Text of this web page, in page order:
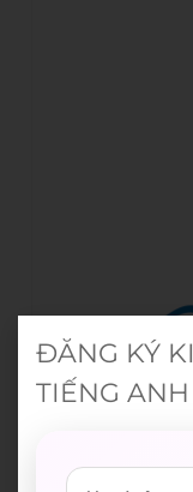
ĐĂNG KÝ
TIẾNG